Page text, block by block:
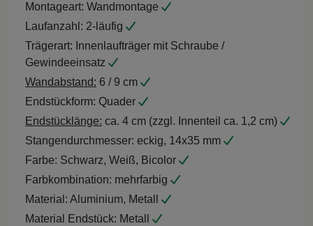
Montageart: Wandmontage
Laufanzahl: 2-läufig
Trägerart: Innenlaufträger mit Schraube /
Gewindeeinsatz
Wandabstand: 6 / 9 cm
Endstückform: Quader
Endstücklänge: ca. 4 cm (zzgl. Innenteil ca. 1,2 cm)
Stangendurchmesser: eckig, 14x35 mm
Farbe: Schwarz, Weiß, Bicolor
Farbkombination: mehrfarbig
Material: Aluminium, Metall
Material Endstück: Metall